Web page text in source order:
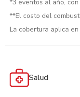
*3 eventos al año,
**El costo del
La cobertura aplica
Salud